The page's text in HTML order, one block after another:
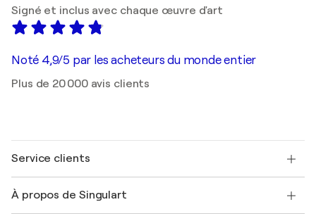
Signé et inclus avec chaque œuvre d'art
Noté 4,9/5 par les acheteurs du monde entier
Plus de 20 000 avis clients
Service clients
Expédition
À propos de Singulart